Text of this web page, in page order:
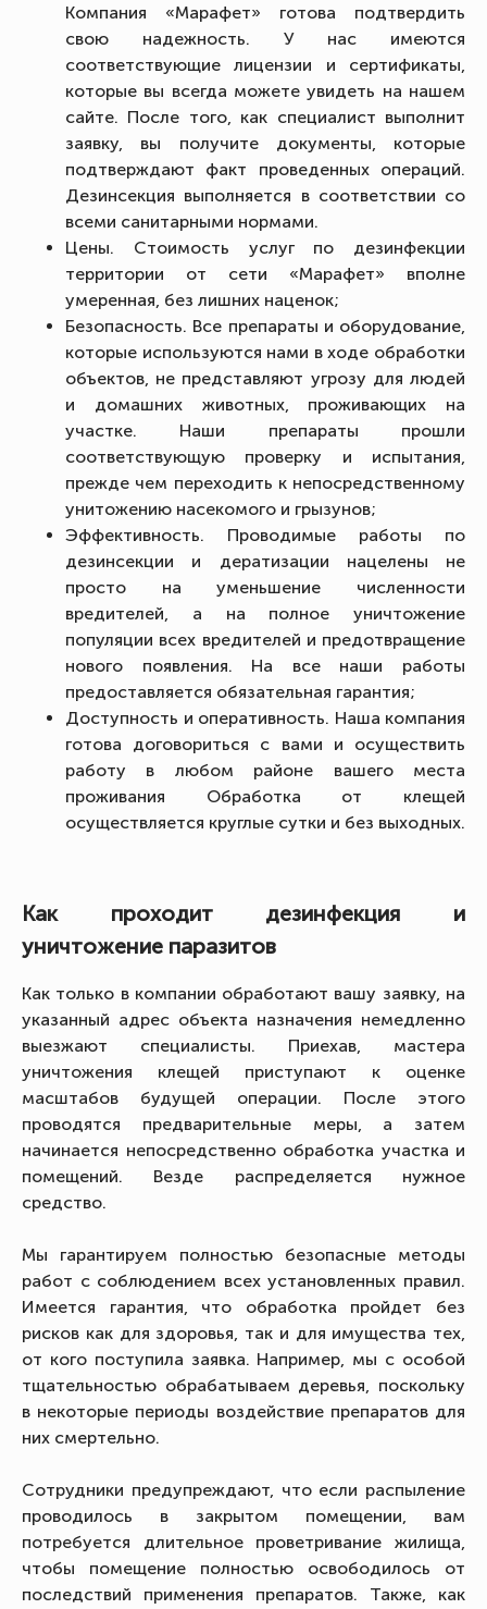
Компания «Марафет» готова подтвердить
свою надежность. У нас имеются
соответствующие лицензии и сертификаты,
которые вы всегда можете увидеть на нашем
сайте. После того, как специалист выполнит
заявку, вы получите документы, которые
подтверждают факт проведенных операций.
Дезинсекция выполняется в соответствии со
всеми санитарными нормами.
Цены. Стоимость услуг по дезинфекции
территории от сети «Марафет» вполне
умеренная, без лишних наценок;
Безопасность. Все препараты и оборудование,
которые используются нами в ходе обработки
объектов, не представляют угрозу для людей
и домашних животных, проживающих на
участке. Наши препараты прошли
соответствующую проверку и испытания,
прежде чем переходить к непосредственному
унитожению насекомого и грызунов;
Эффективность. Проводимые работы по
дезинсекции и дератизации нацелены не
просто на уменьшение численности
вредителей, а на полное уничтожение
популяции всех вредителей и предотвращение
нового появления. На все наши работы
предоставляется обязательная гарантия;
Доступность и оперативность. Наша компания
готова договориться с вами и осуществить
работу в любом районе вашего места
проживания Обработка от клещей
осуществляется круглые сутки и без выходных.
Как проходит дезинфекция и
уничтожение паразитов
Как только в компании обработают вашу заявку, на
указанный адрес объекта назначения немедленно
выезжают специалисты. Приехав, мастера
уничтожения клещей приступают к оценке
масштабов будущей операции. После этого
проводятся предварительные меры, а затем
начинается непосредственно обработка участка и
помещений. Везде распределяется нужное
средство.
Мы гарантируем полностью безопасные методы
работ с соблюдением всех установленных правил.
Имеется гарантия, что обработка пройдет без
рисков как для здоровья, так и для имущества тех,
от кого поступила заявка. Например, мы с особой
тщательностью обрабатываем деревья, поскольку
в некоторые периоды воздействие препаратов для
них смертельно.
Сотрудники предупреждают, что если распыление
проводилось в закрытом помещении, вам
потребуется длительное проветривание жилища,
чтобы помещение полностью освободилось от
последствий применения препаратов. Также, как